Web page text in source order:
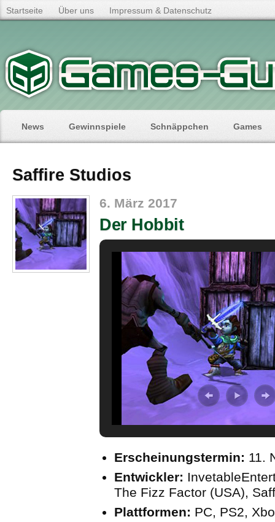
Startseite Über uns Impressum & Datenschutz
News Gewinnspiele Schnäppchen Games
Saffire Studios
6. März 2017
Der Hobbit
Erscheinungstermin: 11.
Entwickler:
The Fizz Factor (USA),
Plattformen: PC, PS2,